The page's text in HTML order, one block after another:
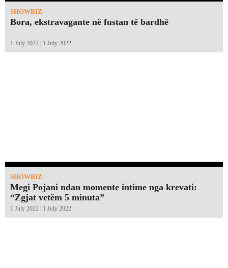
SHOWBIZ
Bora, ekstravagante në fustan të bardhë
1 July 2022 | 1 July 2022
SHOWBIZ
Megi Pojani ndan momente intime nga krevati:
“Zgjat vetëm 5 minuta”￼
1 July 2022 | 1 July 2022